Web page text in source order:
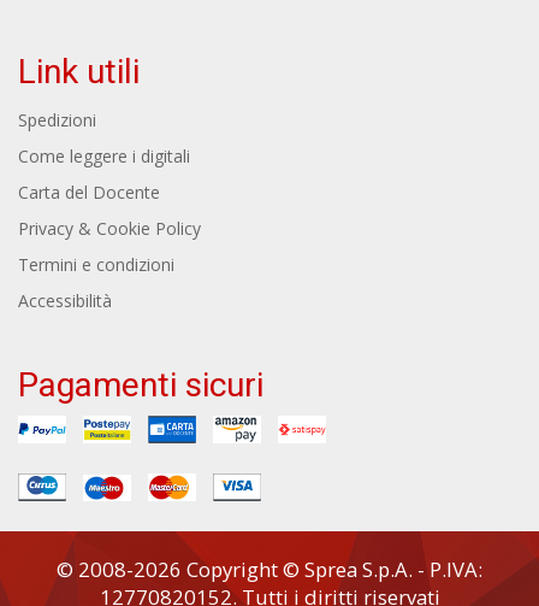
Link utili
Spedizioni
Come leggere i digitali
Carta del Docente
Privacy & Cookie Policy
Termini e condizioni
Accessibilità
Pagamenti sicuri
© 2008-2026 Copyright © Sprea S.p.A. - P.IVA:
12770820152. Tutti i diritti riservati